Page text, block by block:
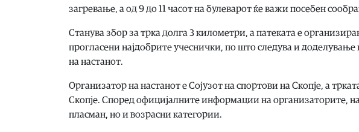
загревање, а од 9 до 11 часот на булеварот ќе важи посебен
Станува збор за трка долга 3 километри, а патеката е
прогласени најдобрите учеснички, по што следува и
на настанот.
Организатор на настанот е Сојузот на спортови на Скопје, а
Скопје. Според официјалните информации на организаторите,
пласман, но и возрасни категории.